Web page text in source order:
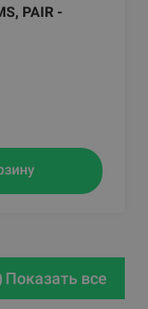
PAIR -
Показать все